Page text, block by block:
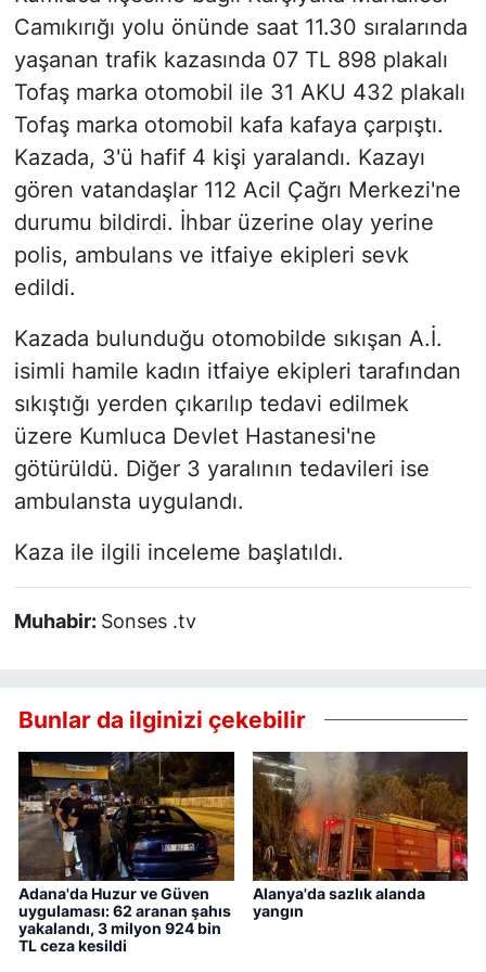
Camıkırığı yolu önünde saat 11.30 sıralarında
yaşanan trafik kazasında 07 TL 898 plakalı
Tofaş marka otomobil ile 31 AKU 432 plakalı
Tofaş marka otomobil kafa kafaya çarpıştı.
Kazada, 3'ü hafif 4 kişi yaralandı. Kazayı
gören vatandaşlar 112 Acil Çağrı Merkezi'ne
durumu bildirdi. İhbar üzerine olay yerine
polis, ambulans ve itfaiye ekipleri sevk
edildi.
Kazada bulunduğu otomobilde sıkışan A.İ.
isimli hamile kadın itfaiye ekipleri tarafından
sıkıştığı yerden çıkarılıp tedavi edilmek
üzere Kumluca Devlet Hastanesi'ne
götürüldü. Diğer 3 yaralının tedavileri ise
ambulansta uygulandı.
Kaza ile ilgili inceleme başlatıldı.
Muhabir: Sonses .tv
Bunlar da ilginizi çekebilir
Adana'da Huzur ve Güven
uygulaması: 62 aranan şahıs
yakalandı, 3 milyon 924 bin
TL ceza kesildi
Alanya'da sazlık alanda
yangın